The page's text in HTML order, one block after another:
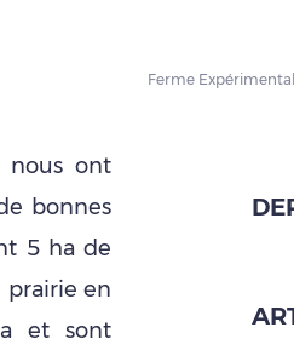
nous ont
bonnes
5 ha de
prairie en
et sont
Ferme